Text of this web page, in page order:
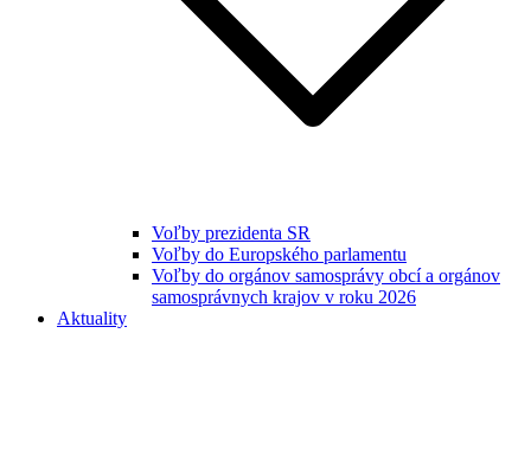
Voľby prezidenta SR
Voľby do Europského parlamentu
Voľby do orgánov samosprávy obcí a orgánov
samosprávnych krajov v roku 2026
Aktuality